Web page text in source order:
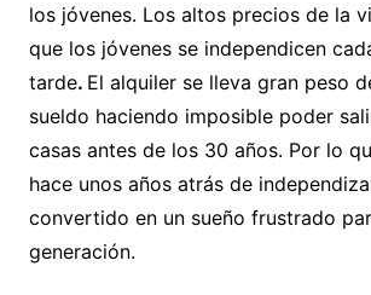
los jóvenes. Los altos precios de la
que los jóvenes se independicen
tarde. El alquiler se lleva gran peso
sueldo haciendo imposible poder
casas antes de los 30 años. Por lo
hace unos años atrás de
convertido en un sueño frustrado
generación.